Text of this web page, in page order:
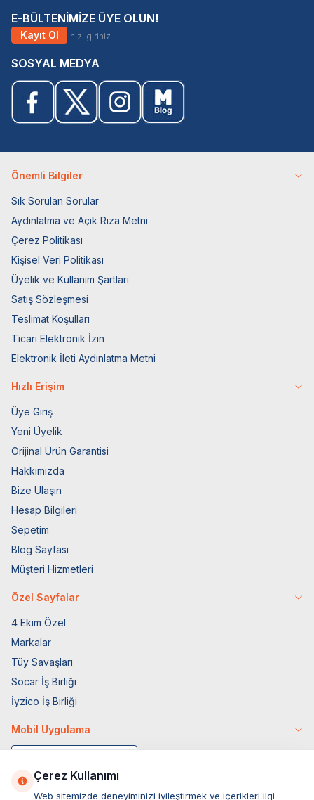
E-BÜLTENİMİZE ÜYE OLUN!
Kayıt Ol
SOSYAL MEDYA
Önemli Bilgiler
Sık Sorulan Sorular
Aydınlatma ve Açık Rıza Metni
Çerez Politikası
Kişisel Veri Politikası
Üyelik ve Kullanım Şartları
Satış Sözleşmesi
Teslimat Koşulları
Ticari Elektronik İzin
Elektronik İleti Aydınlatma Metni
Hızlı Erişim
Üye Giriş
Yeni Üyelik
Orijinal Ürün Garantisi
Hakkımızda
Bize Ulaşın
Hesap Bilgileri
Sepetim
Blog Sayfası
Müşteri Hizmetleri
Özel Sayfalar
4 Ekim Özel
Markalar
Tüy Savaşları
Socar İş Birliği
İyzico İş Birliği
Mobil Uygulama
Çerez Kullanımı
Web sitemizde deneyiminizi iyileştirmek ve içerikleri ilgi